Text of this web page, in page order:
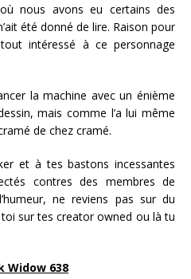
nous avons eu certains des
été donné de lire. Raison pour
intéressé à ce personnage
la machine avec un énième
mais comme l’a lui même
de chez cramé.
et à tes bastons incessantes
contres des membres de
ne reviens pas sur du
sur tes creator owned ou là tu
Widow 638